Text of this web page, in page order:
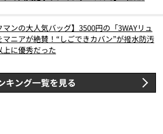
マンの大人気バッグ】3500円の「3WAYリュ
マニアが絶賛！“しごできカバン”が撥水防汚
上に優秀だった
キング一覧を見る